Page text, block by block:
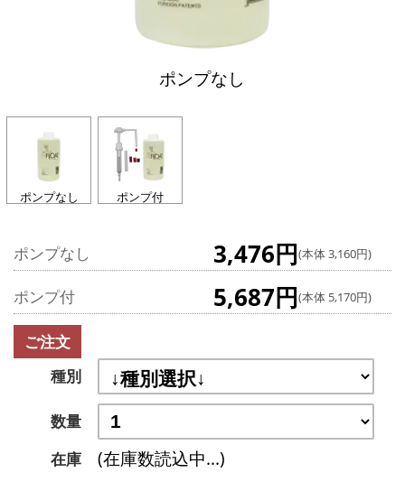
ポンプなし
ポンプなし ポンプ付
ポンプなし 3,476円(本体 3,160円)
ポンプ付 5,687円(本体 5,170円)
ご注文
種別
数量
在庫
(在庫数読込中...)